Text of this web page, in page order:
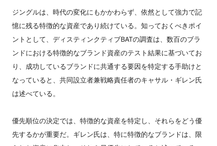
ジングルは、時代の変化にもかかわらず、依然として強力で記
憶に残る特徴的な資産であり続けている。知っておくべきポイ
ントとして、ディスティンクティブBATの調査は、数百のブラ
ンドにおける特徴的なブランド資産のテスト結果に基づいてお
り、成功しているブランドに共通する要因を特定する手助けと
なっていると、共同設立者兼戦略責任者のキャサル・ギレン氏
は述べている。
優先順位の決定では、特徴的な資産を特定し、それらをどう優
先するかが重要だ。ギレン氏は、特に特徴的なブランドは、限